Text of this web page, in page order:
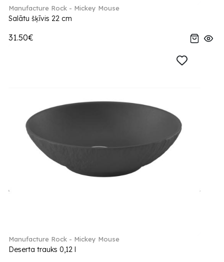
Manufacture Rock - Mickey Mouse
Salātu šķīvis 22 cm
31.50€
Manufacture Rock - Mickey Mouse
Deserta trauks 0,12 l